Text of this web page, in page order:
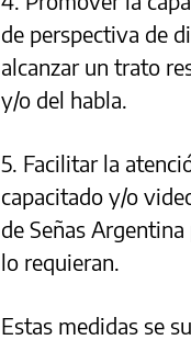
de perspectiva de
alcanzar un trato
y/o del habla.
5. Facilitar la
capacitado y/o
de Señas
lo requieran.
Estas medidas se